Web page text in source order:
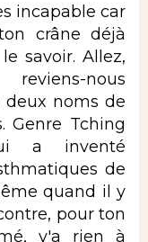
incapable car
crâne déjà
savoir. Allez,
nous
noms de
Genre Tching
a inventé
de
quand il y
pour ton
y'a rien à